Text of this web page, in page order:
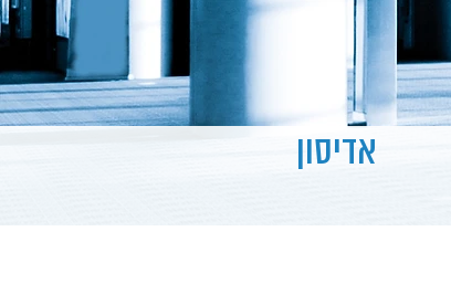
אדיסון